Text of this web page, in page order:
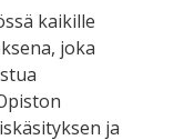
kaikille
joka
ja